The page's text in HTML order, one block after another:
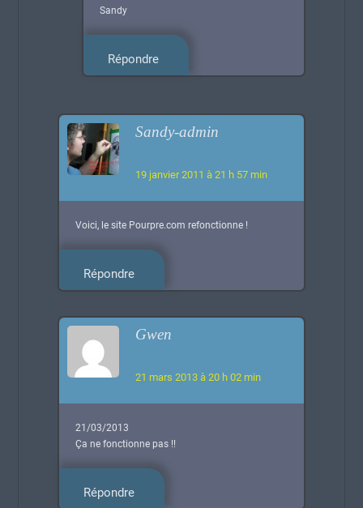
Sandy
Répondre
Sandy-admin
19 janvier 2011 à 21 h 57 min
Voici, le site Pourpre.com refonctionne !
Répondre
Gwen
21 mars 2013 à 20 h 02 min
21/03/2013
Ça ne fonctionne pas !!
Répondre